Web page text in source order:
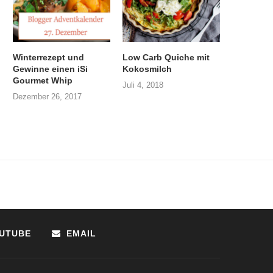
Winterrezept und
Gewinne einen iSi
Gourmet Whip
Dezember 26, 2017
Low Carb Quiche mit
Kokosmilch
Juli 4, 2018
EMAIL